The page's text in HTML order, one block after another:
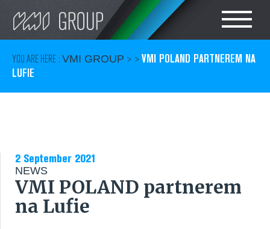
Search
CAN
CARE
SERVICES
YOU ARE HERE : VMI GROUP > >VMI POLAND PARTNEREM NA
LUFIE
2 September 2021
NEWS
VMI POLAND partnerem
na Lufie